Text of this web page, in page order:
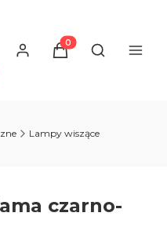
Produkty w
Otwórz
Lampy wiszące
czarno-